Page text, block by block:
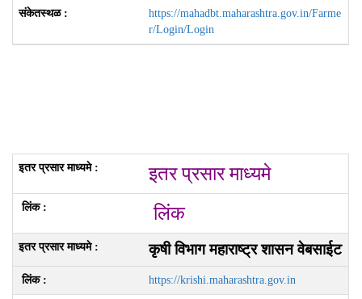
https://mahadbt.maharashtra.gov.in/Farme
r/Login/Login
इतर प्रसार माध्यमे
लिंक
कृषी विभागमहाराष्ट्र शासनवेबसाईट
https://krishi.maharashtra.gov.in